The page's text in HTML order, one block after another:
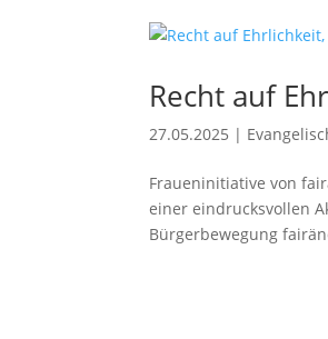
Recht auf
27.05.2025 |
Fraueninitiative von
einer eindrucksvollen
Bürgerbewegung